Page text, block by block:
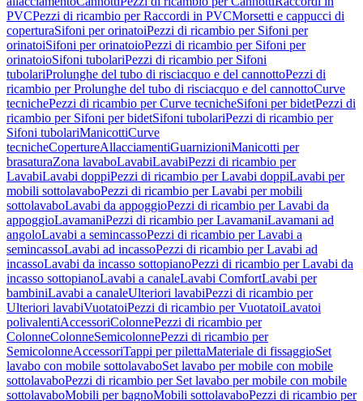
PVCPezzi di ricambio per Raccordi in PVCMorsetti e cappucci di
coperturaSifoni per orinatoiPezzi di ricambio per Sifoni per
orinatoiSifoni per orinatoioPezzi di ricambio per Sifoni per
orinatoioSifoni tubolariPezzi di ricambio per Sifoni
tubolariProlunghe del tubo di risciacquo e del cannottoPezzi di
ricambio per Prolunghe del tubo di risciacquo e del cannottoCurve
tecnichePezzi di ricambio per Curve tecnicheSifoni per bidetPezzi di
ricambio per Sifoni per bidetSifoni tubolariPezzi di ricambio per
Sifoni tubolariManicottiCurve
tecnicheCopertureAllacciamentiGuarnizioniManicotti per
brasaturaZona lavaboLavabiLavabiPezzi di ricambio per
LavabiLavabi doppiPezzi di ricambio per Lavabi doppiLavabi per
mobili sottolavaboPezzi di ricambio per Lavabi per mobili
sottolavaboLavabi da appoggioPezzi di ricambio per Lavabi da
appoggioLavamaniPezzi di ricambio per LavamaniLavamani ad
angoloLavabi a semincassoPezzi di ricambio per Lavabi a
semincassoLavabi ad incassoPezzi di ricambio per Lavabi ad
incassoLavabi da incasso sottopianoPezzi di ricambio per Lavabi da
incasso sottopianoLavabi a canaleLavabi ComfortLavabi per
bambiniLavabi a canaleUlteriori lavabiPezzi di ricambio per
Ulteriori lavabiVuotatoiPezzi di ricambio per VuotatoiLavatoi
polivalentiAccessoriColonnePezzi di ricambio per
ColonneColonneSemicolonnePezzi di ricambio per
SemicolonneAccessoriTappi per pilettaMateriale di fissaggioSet
lavabo con mobile sottolavaboSet lavabo per mobile con mobile
sottolavaboPezzi di ricambio per Set lavabo per mobile con mobile
sottolavaboMobili per bagnoMobili sottolavaboPezzi di ricambio per